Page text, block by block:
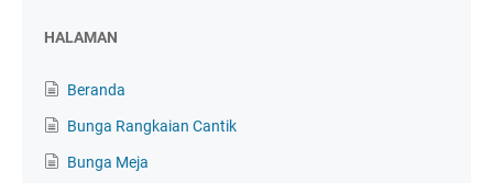
HALAMAN
Beranda
Bunga Rangkaian Cantik
Bunga Meja